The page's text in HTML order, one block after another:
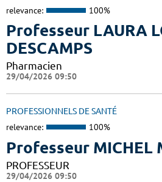
relevance: 100%
Professeur LAURA
DESCAMPS
Pharmacien
29/04/2026 09:50
PROFESSIONNELS DE SANTÉ
relevance: 100%
Professeur MICHEL
PROFESSEUR
29/04/2026 09:50